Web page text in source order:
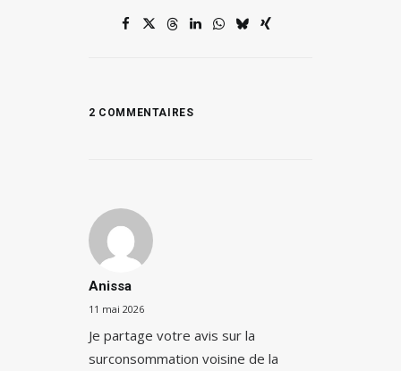
2 COMMENTAIRES
Anissa
11 mai 2026
Je partage votre avis sur la
surconsommation voisine de la